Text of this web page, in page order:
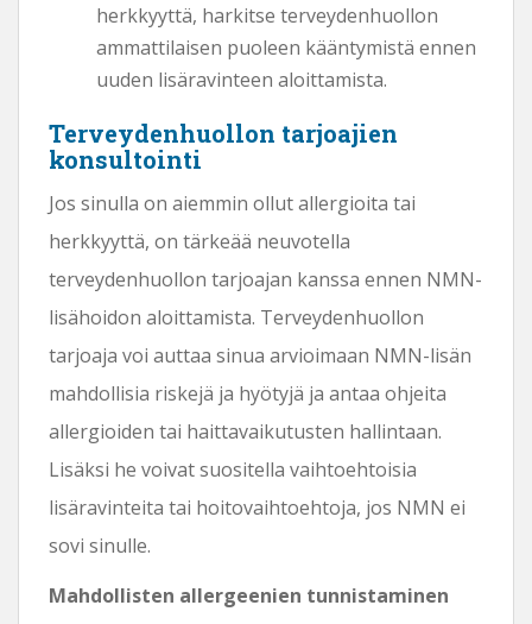
herkkyyttä, harkitse terveydenhuollon
ammattilaisen puoleen kääntymistä ennen
uuden lisäravinteen aloittamista.
Terveydenhuollon tarjoajien
konsultointi
Jos sinulla on aiemmin ollut allergioita tai
herkkyyttä, on tärkeää neuvotella
terveydenhuollon tarjoajan kanssa ennen NMN-
lisähoidon aloittamista. Terveydenhuollon
tarjoaja voi auttaa sinua arvioimaan NMN-lisän
mahdollisia riskejä ja hyötyjä ja antaa ohjeita
allergioiden tai haittavaikutusten hallintaan.
Lisäksi he voivat suositella vaihtoehtoisia
lisäravinteita tai hoitovaihtoehtoja, jos NMN ei
sovi sinulle.
Mahdollisten allergeenien tunnistaminen